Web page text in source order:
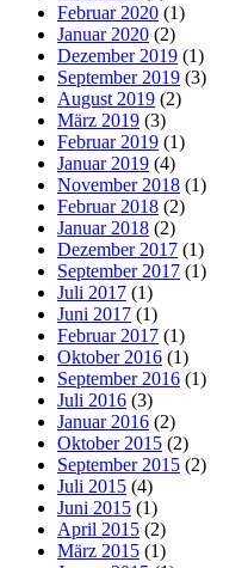
Februar 2020 (1)
Januar 2020 (2)
Dezember 2019 (1)
September 2019 (3)
August 2019 (2)
März 2019 (3)
Februar 2019 (1)
Januar 2019 (4)
November 2018 (1)
Februar 2018 (2)
Januar 2018 (2)
Dezember 2017 (1)
September 2017 (1)
Juli 2017 (1)
Juni 2017 (1)
Februar 2017 (1)
Oktober 2016 (1)
September 2016 (1)
Juli 2016 (3)
Januar 2016 (2)
Oktober 2015 (2)
September 2015 (2)
Juli 2015 (4)
Juni 2015 (1)
April 2015 (2)
März 2015 (1)